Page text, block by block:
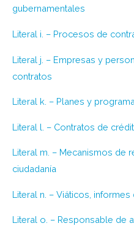
gubernamentales
Literal i. – Procesos de
Literal j. – Empresas y
contratos
Literal k. – Planes y
Literal l. – Contratos de
Literal m. – Mecanismos de
ciudadanía
Literal n. – Viáticos,
Literal o. – Responsable de